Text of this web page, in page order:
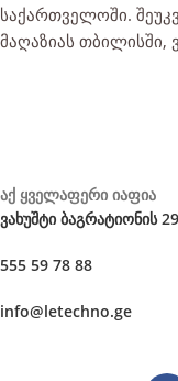
საქართველოში.
მაღაზიას თბილისში,
აქ ყველაფერი იაფია
ვახუშტი ბაგრატიონის
555 59 78 88
info@letechno.ge